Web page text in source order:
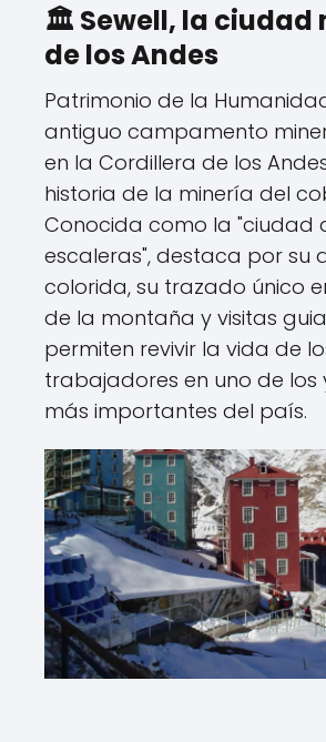
🏛️ Sewell, la ciudad
de los Andes
Patrimonio de la
antiguo campamento
en la Cordillera de los
historia de la minería del
Conocida como la "ciudad
escaleras", destaca por su
colorida, su trazado único
de la montaña y visitas
permiten revivir la vida de
trabajadores en uno de los
más importantes del país.